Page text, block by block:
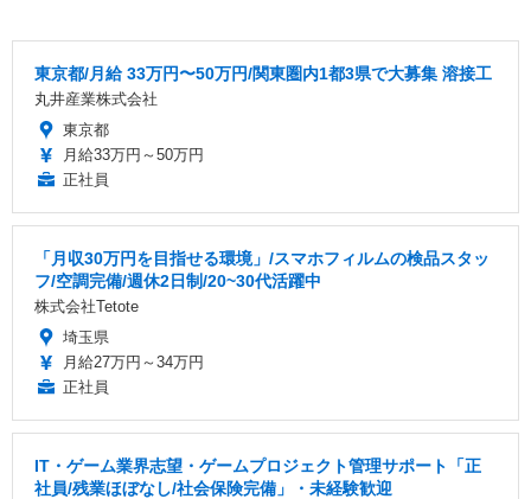
東京都/月給 33万円〜50万円/関東圏内1都3県で大募集 溶接工
丸井産業株式会社
東京都
月給33万円～50万円
正社員
「月収30万円を目指せる環境」/スマホフィルムの検品スタッ
フ/空調完備/週休2日制/20~30代活躍中
株式会社Tetote
埼玉県
月給27万円～34万円
正社員
IT・ゲーム業界志望・ゲームプロジェクト管理サポート「正
社員/残業ほぼなし/社会保険完備」・未経験歓迎